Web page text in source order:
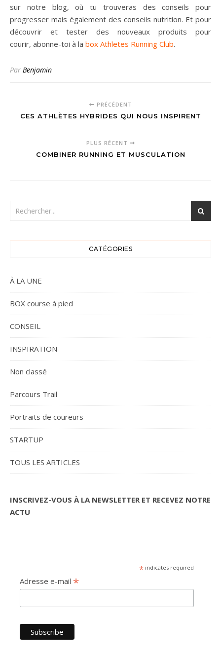
sur notre blog, où tu trouveras des conseils pour
progresser mais également des conseils nutrition. Et pour
découvrir et tester des nouveaux produits pour
courir, abonne-toi à la box Athletes Running Club.
Par Benjamin
PRÉCÉDENT
CES ATHLÈTES HYBRIDES QUI NOUS INSPIRENT
PLUS RÉCENT
COMBINER RUNNING ET MUSCULATION
CATÉGORIES
À LA UNE
BOX course à pied
CONSEIL
INSPIRATION
Non classé
Parcours Trail
Portraits de coureurs
STARTUP
TOUS LES ARTICLES
INSCRIVEZ-VOUS À LA NEWSLETTER ET RECEVEZ NOTRE
ACTU
* indicates required
Adresse e-mail *